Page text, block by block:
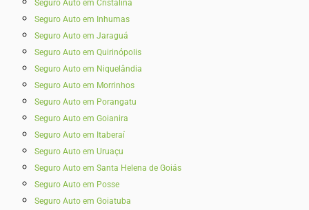
Seguro Auto em Cristalina
Seguro Auto em Inhumas
Seguro Auto em Jaraguá
Seguro Auto em Quirinópolis
Seguro Auto em Niquelândia
Seguro Auto em Morrinhos
Seguro Auto em Porangatu
Seguro Auto em Goianira
Seguro Auto em Itaberaí
Seguro Auto em Uruaçu
Seguro Auto em Santa Helena de Goiás
Seguro Auto em Posse
Seguro Auto em Goiatuba